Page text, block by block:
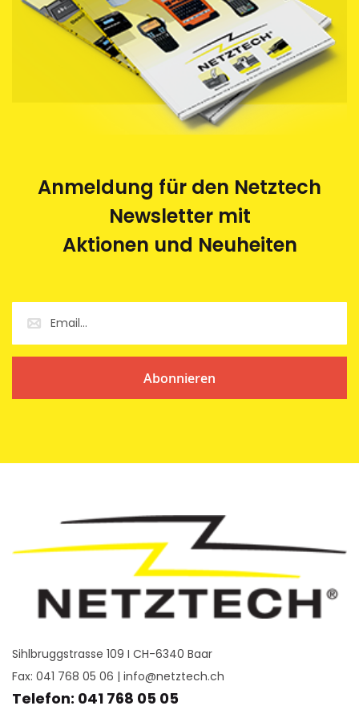
Anmeldung für den Netztech
Newsletter mit
Aktionen und Neuheiten
Abonnieren
Sihlbruggstrasse 109 I CH-6340 Baar
Fax: 041 768 05 06 | info@netztech.ch
Telefon: 041 768 05 05